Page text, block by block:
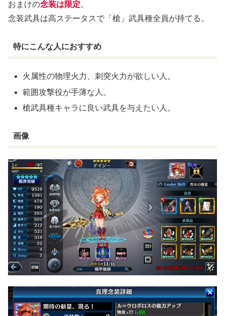
おまけの念装は限定。
念装武具は高ステータスで「槍」武具種全員が持てる。
特にこんな人におすすめ
火属性の物理火力、刺突火力が欲しい人。
範囲攻撃役が手薄な人。
槍武具種キャラに良い武具を与えたい人。
画像